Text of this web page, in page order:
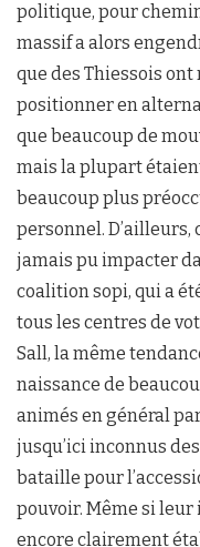
politique, pour
massif a alors
que des Thiessois
positionner en
que beaucoup de
mais la plupart
beaucoup plus
personnel. D’ailleurs,
jamais pu impacter
coalition sopi, qui a
tous les centres de
Sall, la même
naissance de
animés en général
jusqu’ici inconnus
bataille pour
pouvoir. Même si leur
encore clairement